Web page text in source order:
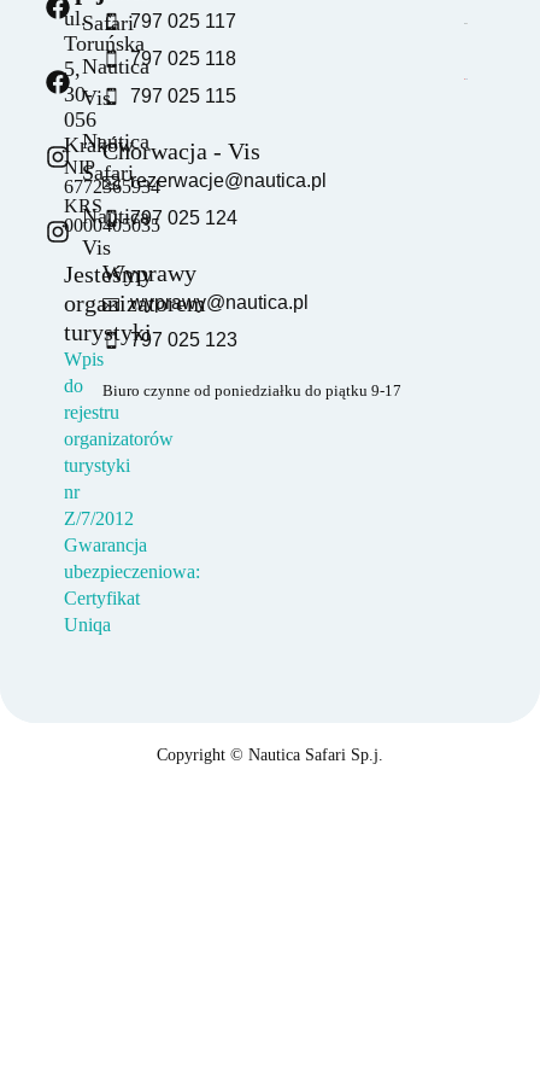
Safari
Nautica
Vis
Nautica
Safari
Nautica
Vis
ul.
Toruńska
5,
30-
056
Kraków
NIP
6772365934
KRS
0000405035
Jesteśmy
organizatorem
turystyki
Wpis
do
rejestru
organizatorów
turystyki
nr
Z/7/2012
Gwarancja
ubezpieczeniowa:
Certyfikat
Uniqa
797 025 117
797 025 118
797 025 115
Chorwacja - Vis
rezerwacje@nautica.pl
797 025 124
Wyprawy
wyprawy@nautica.pl
797 025 123
Biuro czynne od poniedziałku do piątku 9-17
Copyright © Nautica Safari Sp.j.